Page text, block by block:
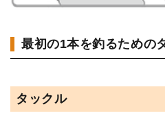
最初の1本を釣るための
タックル